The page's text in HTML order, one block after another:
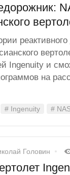
Ingenuity и
на
# Ingenuity #
Головин